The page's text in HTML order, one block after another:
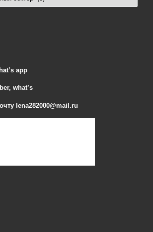
app
what’s
lena282000@mail.ru